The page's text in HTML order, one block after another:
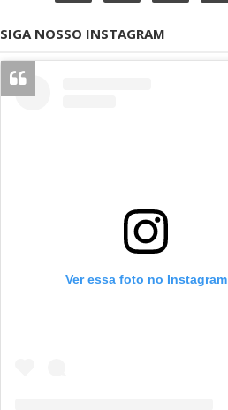
SIGA NOSSO INSTAGRAM
Ver essa foto no Instagram